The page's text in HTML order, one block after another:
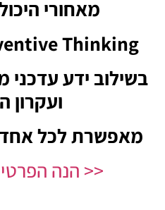
מאחורי
Thinking
בשילוב ידע
ועקרון
מאפשרת לכל
הנה הפרטים וההמלצות >>